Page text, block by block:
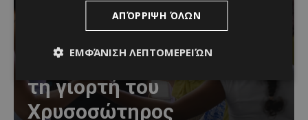
Μια βραδιά γεμάτη
παράδοση, μουσική και
κέφι στον Δελίκηπο για
τη γιορτή του
Χρυσοσώτηρος
ΑΠΌΡΡΙΨΗ ΌΛΩΝ
ΕΜΦΆΝΙΣΗ ΛΕΠΤΟΜΕΡΕΙΏΝ